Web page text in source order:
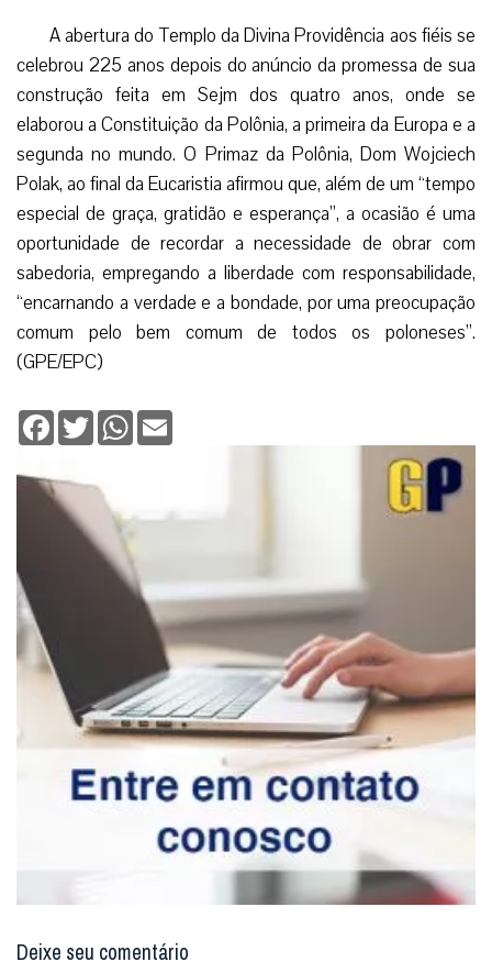
A abertura do Templo da Divina Providência aos fiéis se
celebrou 225 anos depois do anúncio da promessa de sua
construção feita em Sejm dos quatro anos, onde se
elaborou a Constituição da Polônia, a primeira da Europa e a
segunda no mundo. O Primaz da Polônia, Dom Wojciech
Polak, ao final da Eucaristia afirmou que, além de um “tempo
especial de graça, gratidão e esperança”, a ocasião é uma
oportunidade de recordar a necessidade de obrar com
sabedoria, empregando a liberdade com responsabilidade,
“encarnando a verdade e a bondade, por uma preocupação
comum pelo bem comum de todos os poloneses”.
(GPE/EPC)
Facebook
TwitterWhatsApp
Deixe seu comentário